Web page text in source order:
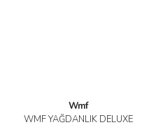
Wmf
WMF YAĞDANLIK DELUXE